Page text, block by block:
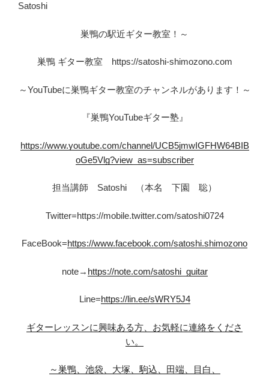
Satoshi
巣鴨の駅近ギター教室！～
巣鴨 ギター教室 https://satoshi-shimozono.com
～YouTubeに巣鴨ギター教室のチャンネルがあります！～
『巣鴨YouTubeギター塾』
https://www.youtube.com/channel/UCB5jmwIGFHW64BIB
oGe5Vlg?view_as=subscriber
担当講師 Satoshi （本名 下園 聡）
Twitter=https://mobile.twitter.com/satoshi0724
FaceBook=https://www.facebook.com/satoshi.shimozono
note→ https://note.com/satoshi_guitar
Line=https://lin.ee/sWRY5J4
ギターレッスンに興味ある方、お気軽に連絡をくださ
い。
～巣鴨、池袋、大塚、駒込、田端、目白、